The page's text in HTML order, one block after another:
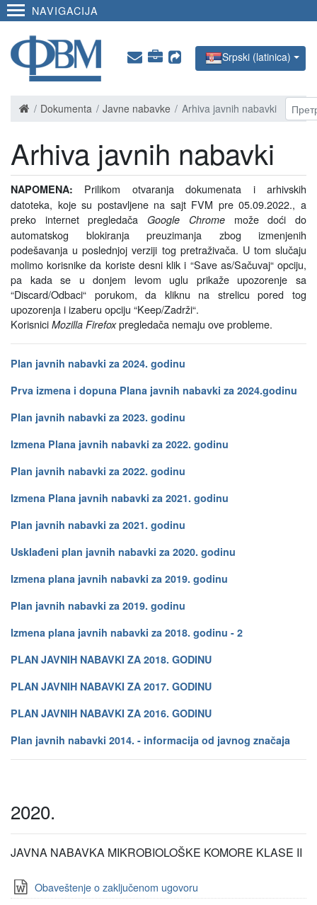
NAVIGACIJA
Srpski (latinica)
Dokumenta Javne nabavke Arhiva javnih nabavki
Arhiva javnih nabavki
NAPOMENA: Prilikom otvaranja dokumenata i arhivskih
datoteka, koje su postavljene na sajt FVM pre 05.09.2022., a
preko internet pregledača Google Chromemože doći do
automatskog blokiranja preuzimanja zbog izmenjenih
podešavanja u poslednjoj verziji tog pretraživača. U tom slučaju
molimo korisnike da koriste desni klik i “Save as/Sačuvaj“ opciju,
pa kada se u donjem levom uglu prikaže upozorenje sa
“Discard/Odbaci“ porukom, da kliknu na strelicu pored tog
upozorenja i izaberu opciju “Keep/Zadrži“.
Korisnici Mozilla Firefoxpregledača nemaju ove probleme.
Plan javnih nabavki za 2024. godinu
Prva izmena i dopuna Plana javnih nabavki za 2024.godinu
Plan javnih nabavki za 2023. godinu
Izmena Plana javnih nabavki za 2022. godinu
Plan javnih nabavki za 2022. godinu
Izmena Plana javnih nabavki za 2021. godinu
Plan javnih nabavki za 2021. godinu
Usklađeni plan javnih nabavki za 2020. godinu
Izmena plana javnih nabavki za 2019. godinu
Plan javnih nabavki za 2019. godinu
Izmena plana javnih nabavki za 2018. godinu - 2
PLAN JAVNIH NABAVKI ZA 2018. GODINU
PLAN JAVNIH NABAVKI ZA 2017. GODINU
PLAN JAVNIH NABAVKI ZA 2016. GODINU
Plan javnih nabavki 2014. - informacija od javnog značaja
2020.
JAVNA NABAVKA MIKROBIOLOŠKE KOMORE KLASE II
Obaveštenje o zaključenom ugovoru